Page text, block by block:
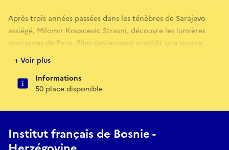
Après trois années passées dans les ténèbres de Sarajevo
assiégé, Milomir Kovacevic Strasni, découvre les lumières
nocturnes de Paris. Elles deviennent aussitôt une source
d’inspiration qui lui permet de réaliser cette surprenante
série de photos. L’artiste, subjugué par la ville, l’arpente
toutes les nuits en solitaire, l’œil collé à son objectif.
entre lumière et obscurité, passé et futur. À travers son
travail se ressent un engagement sincère envers l’art et
+ Voir plus
Informations
50 place disponible
Institut français de Bosnie -